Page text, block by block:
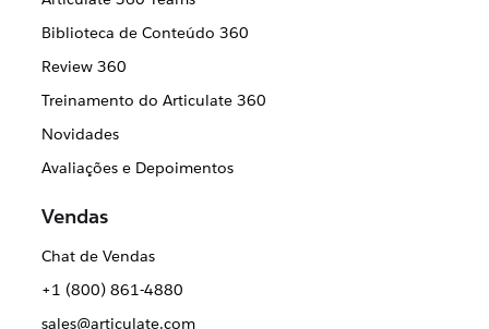
Biblioteca de Conteúdo 360
Review 360
Treinamento do Articulate 360
Novidades
Avaliações e Depoimentos
Vendas
Chat de Vendas
+1 (800) 861-4880
sales@articulate.com